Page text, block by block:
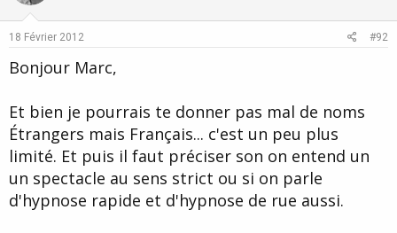
t
v
18 Février 2012 #92
Bonjour Marc,
Et bien je pourrais te donner pas mal de noms
Étrangers mais Français... c'est un peu plus
limité. Et puis il faut préciser son on entend un
un spectacle au sens strict ou si on parle
d'hypnose rapide et d'hypnose de rue aussi.